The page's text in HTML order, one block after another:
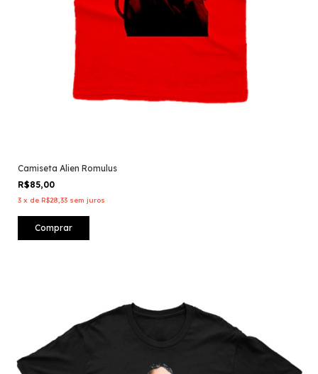
Camiseta Alien Romulus
R$85,00
3 x de R$28,33 sem juros
Comprar